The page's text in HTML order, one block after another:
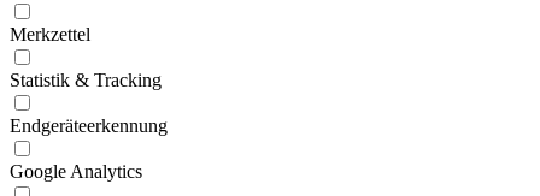
Merkzettel
Statistik & Tracking
Endgeräteerkennung
Google Analytics